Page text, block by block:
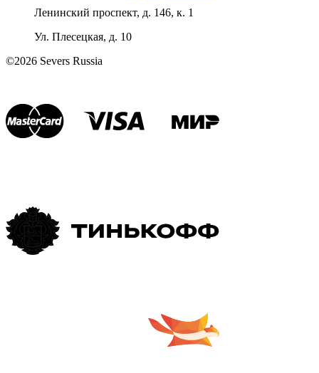
Ленинский проспект, д. 146, к. 1
Ул. Плесецкая, д. 10
©2026 Severs Russia